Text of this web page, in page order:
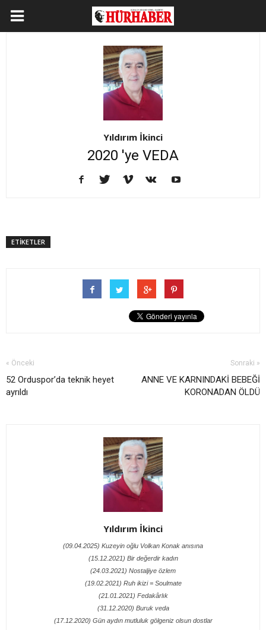
Yıldırım İkinci
2020 'ye VEDA
ETİKETLER
« Önceki
52 Orduspor’da teknik heyet
ayrıldı
Sonraki »
ANNE VE KARNINDAKİ BEBEĞİ
KORONADAN ÖLDÜ
Yıldırım İkinci
(09.04.2025) Kuzeyin oğlu Volkan Konak anısına
(15.12.2021) Bir değerdir kadın
(24.03.2021) Nostaljiye özlem
(19.02.2021) Ruh ikizi = Soulmate
(21.01.2021) Fedakârlık
(31.12.2020) Buruk veda
(17.12.2020) Gün aydın mutluluk gölgeniz olsun dostlar